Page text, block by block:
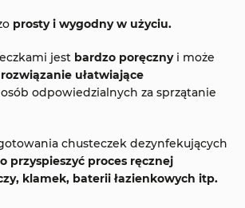
prosty i wygodny w użyciu.
jest bardzo poręcznyi może
rozwiązanie ułatwiające
osób odpowiedzialnych za sprzątanie
chusteczek dezynfekujących
przyspieszyć proces ręcznej
klamek, baterii łazienkowych itp.